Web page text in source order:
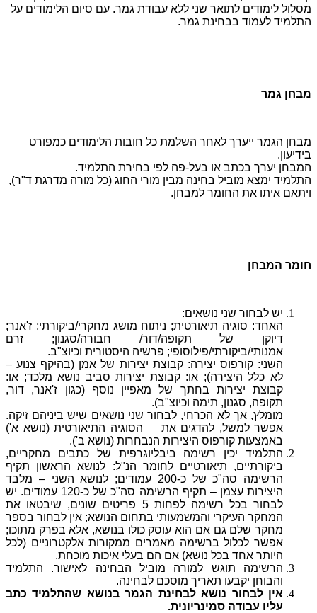
מסלול לימודים לתואר שני ללא עבודת גמר. עם סיום הלימודים על
התלמיד לעמוד בבחינת גמר.
מבחן גמר
מבחן הגמר ייערך לאחר השלמת כל חובות הלימודים כמפורט
בידיעון.
המבחן יערך בכתב או בעל-פה לפי בחירת התלמיד.
התלמיד ימצא מוביל בחינה מבין מורי החוג (כל מורה מדרגת ד"ר),
ויתאם איתו את החומר למבחן.
חומר המבחן
יש לבחור שני נושאים:
האחד: סוגיה תיאורטית; ניתוח מושג מחקרי/ביקורתי; ז'אנר;
דיוקן של תקופה/דור/ חבורה/סגנון; זרם
אמנותי/ביקורתי/פילוסופי; פרשיה היסטורית וכיוצ"ב.
השני: קורפוס יצירה: קבוצת יצירות של אמן (בהיקף צנוע –
לא כלל היצירה); או: קבוצת יצירות סביב נושא מלכד; או:
קבוצת יצירות בחתך של מאפיין נוסף (כגון ז'אנר, דור,
תקופה, סגנון, תימה וכיוצ"ב).
מומלץ, אך לא הכרחי, לבחור שני נושאים שיש ביניהם זיקה.
אפשר למשל, להדגים את הסוגיה התיאורטית (נושא א')
באמצעות קורפוס היצירות הנבחרות (נושא ב').
התלמיד יכין רשימה ביבליוגרפית של כתבים מחקריים,
ביקורתיים, תיאורטיים לחומר הנ"ל: לנושא הראשון תקיף
הרשימה סה"כ של כ-200 עמודים; לנושא השני – מלבד
היצירות עצמן – תקיף הרשימה סה"כ של כ-120 עמודים. יש
לבחור בכל רשימה לפחות 5 פריטים שונים, שיבטאו את
המחקר העיקרי והמשמעותי בתחום הנושא; אין לבחור בספר
מחקר שלם גם אם הוא עוסק כולו בנושא, אלא בפרק מתוכו;
אפשר לכלול ברשימה מאמרים ממקורות אלקטרוניים (לכל
היותר אחד בכל נושא) אם הם בעלי איכות מוכחת.
הרשימה תוגש למורה מוביל הבחינה לאישור. התלמיד
והבוחן יקבעו תאריך מוסכם לבחינה.
אין לבחור נושא לבחינת הגמר בנושא שהתלמיד כתב
עליו עבודה סמינריונית.